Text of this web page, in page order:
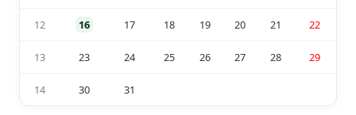
12 16 17 18 19 20 21 22
13 23 24 25 26 27 28 29
14 30 31